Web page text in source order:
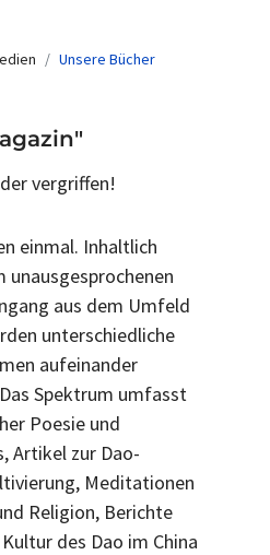
Unsere Bücher
vergriffen!
einmal. Inhaltlich
aus dem Umfeld
unterschiedliche
aufeinander
Spektrum umfasst
Poesie und
Artikel zur Dao-
Meditationen
Religion, Berichte
des Dao im China